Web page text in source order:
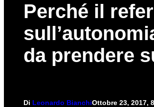
Perché il
da prendere
Di Leonardo BianchiOttobre 23, 2017,